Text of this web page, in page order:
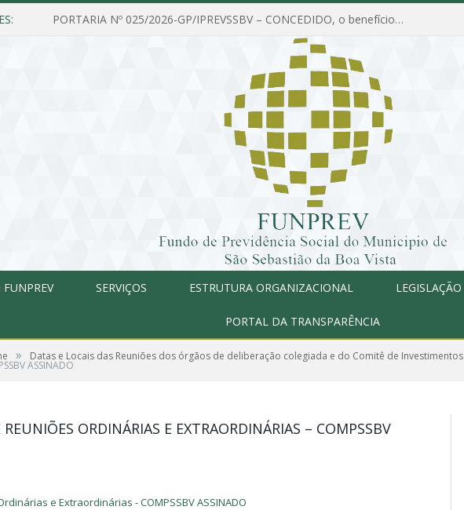
PORTARIA Nº 025/2026-GP/IPREVSSBV – CONCEDIDO, o benefício de PENSÃO a MARIA ESTELA DOS SANTOS SOUZA
FUNPREV SERVIÇOS ESTRUTURA ORGANIZACIONAL LEGISLAÇÃO
PORTAL DA TRANSPARÊNCIA
» Datas e Locais das Reuniões dos órgãos de deliberação colegiada e do Comitê de Investimentos
ASSINADO
ORDINÁRIAS E EXTRAORDINÁRIAS – COMPSSBV
e Extraordinárias - COMPSSBV ASSINADO